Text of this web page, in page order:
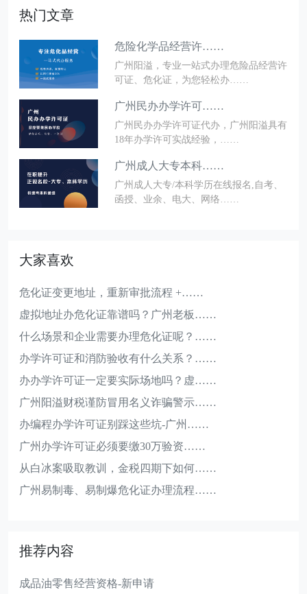
热门文章
危险化学品经营许……
广州阳溢，专业一站式办理危险品经营许
可证、危化证，为您轻松办……
广州民办办学许可……
广州民办办学许可证代办，广州阳溢具有
18年办学许可实战经验，……
广州成人大专本科……
广州成人大专/本科学历在线报名,自考、
函授、业余、电大、网络……
大家喜欢
危化证变更地址，重新审批流程 +……
虚拟地址办危化证靠谱吗？广州老板……
什么场景和企业需要办理危化证呢？……
办学许可证和消防验收有什么关系？……
办办学许可证一定要实际场地吗？虚……
广州阳溢财税谨防冒用名义诈骗警示……
办编程办学许可证别踩这些坑-广州……
广州办学许可证必须要缴30万验资……
从白冰案吸取教训，金税四期下如何……
广州易制毒、易制爆危化证办理流程……
推荐内容
成品油零售经营资格-新申请